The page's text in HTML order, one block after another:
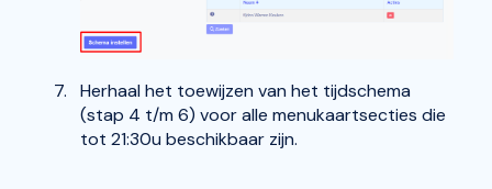
Herhaal het toewijzen van het tijdschema
(stap 4 t/m 6) voor alle menukaartsecties die
tot 21:30u beschikbaar zijn.